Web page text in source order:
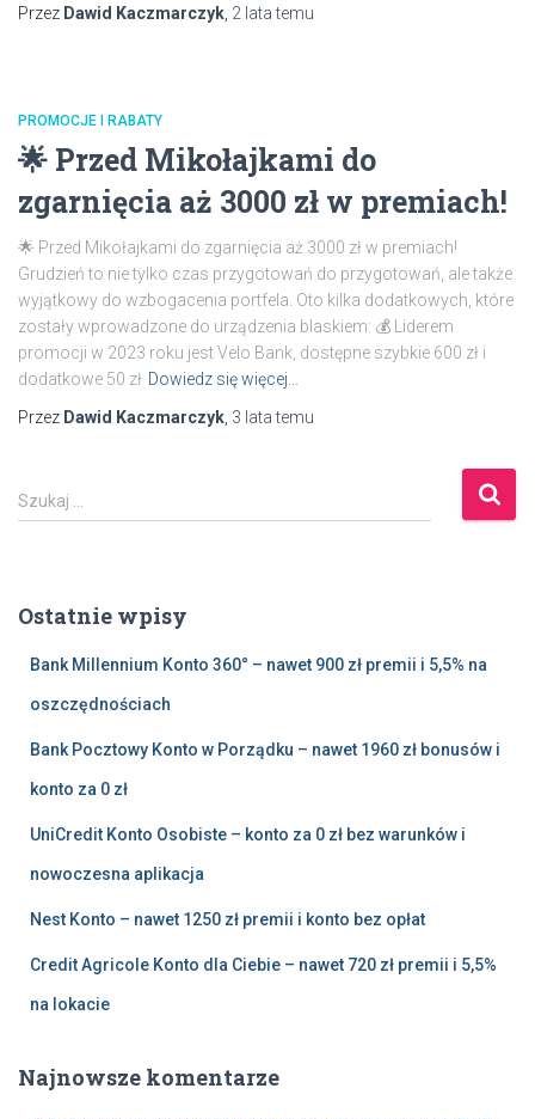
Przez Dawid Kaczmarczyk 2 latatemu
PROMOCJE I RABATY
🌟 Przed Mikołajkami do
zgarnięcia aż 3000 zł w premiach!
🌟 Przed Mikołajkami do zgarnięcia aż 3000 zł w premiach!
Grudzień to nie tylko czas przygotowań do przygotowań, ale także
wyjątkowy do wzbogacenia portfela. Oto kilka dodatkowych, które
zostały wprowadzone do urządzenia blaskiem: 💰 Liderem
promocji w 2023 roku jest Velo Bank, dostępne szybkie 600 zł i
dodatkowe 50 zł Dowiedz się więcej…
Przez Dawid Kaczmarczyk 3 latatemu
S
z
j
Szukaj …
Ostatnie wpisy
Bank Millennium Konto 360° – nawet 900 zł premii i 5,5% na
oszczędnościach
Bank Pocztowy Konto w Porządku – nawet 1960 zł bonusów i
konto za 0 zł
UniCredit Konto Osobiste – konto za 0 zł bez warunków i
nowoczesna aplikacja
Nest Konto – nawet 1250 zł premii i konto bez opłat
Credit Agricole Konto dla Ciebie – nawet 720 zł premii i 5,5%
na lokacie
Najnowsze komentarze